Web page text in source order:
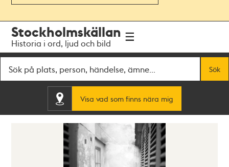
navigationen
huvudinnehållet
Stockholmskällan
Historia i ord, ljud och bild
Sök
Visa vad som finns nära mig